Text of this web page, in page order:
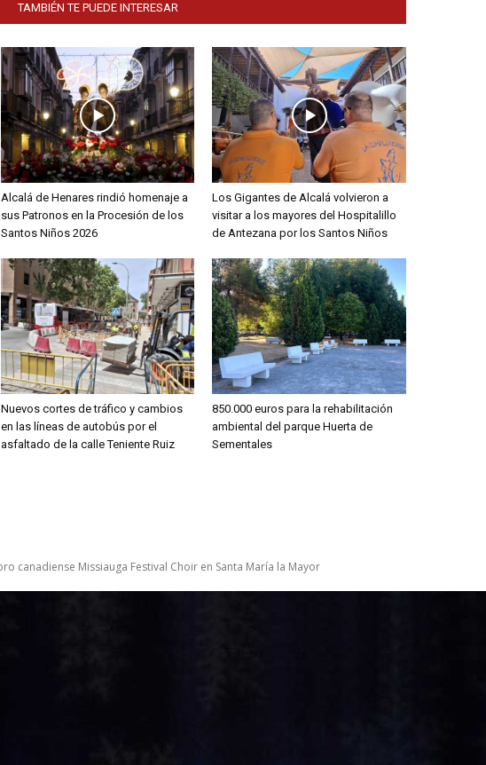
TAMBIÉN TE PUEDE INTERESAR
Alcalá de Henares rindió homenaje a
sus Patronos en la Procesión de los
Santos Niños 2026
Los Gigantes de Alcalá volvieron a
visitar a los mayores del Hospitalillo
de Antezana por los Santos Niños
Nuevos cortes de tráfico y cambios
en las líneas de autobús por el
asfaltado de la calle Teniente Ruiz
850.000 euros para la rehabilitación
ambiental del parque Huerta de
Sementales